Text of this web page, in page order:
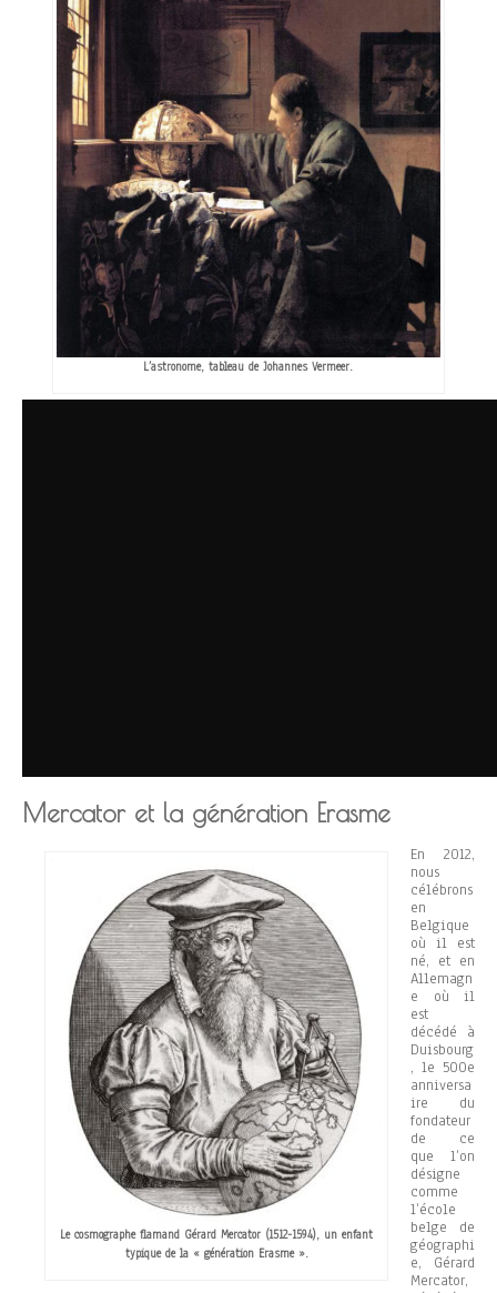
L’astronome, tableau de Johannes Vermeer.
Mercator et la génération Erasme
Le cosmographe flamand Gérard Mercator (1512-1594), un enfant
typique de la « génération Erasme ».
En 2012,
nous
célébrons
en
Belgique
où il est
né, et en
Allemagn
e où il
est
décédé à
Duisbourg
, le 500e
anniversa
ire du
fondateur
de ce
que l’on
désigne
comme
l’école
belge de
géographi
e, Gérard
Mercator,